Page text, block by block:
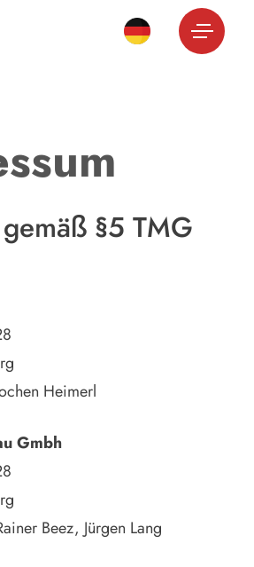
§5 TMG
Heimerl
Gmbh
Beez, Jürgen Lang